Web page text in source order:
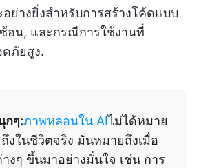
ย่างยิ่งสำหรับการสร้างโค้ดแบบ
อน, และกรณีการใช้งานที่
ภัยสูง.
กๆ:ภาพหลอนใน AIไม่ได้หมาย
งในชีวิตจริง มันหมายถึงเมื่อ
งๆ ขึ้นมาอย่างมั่นใจ เช่น การ